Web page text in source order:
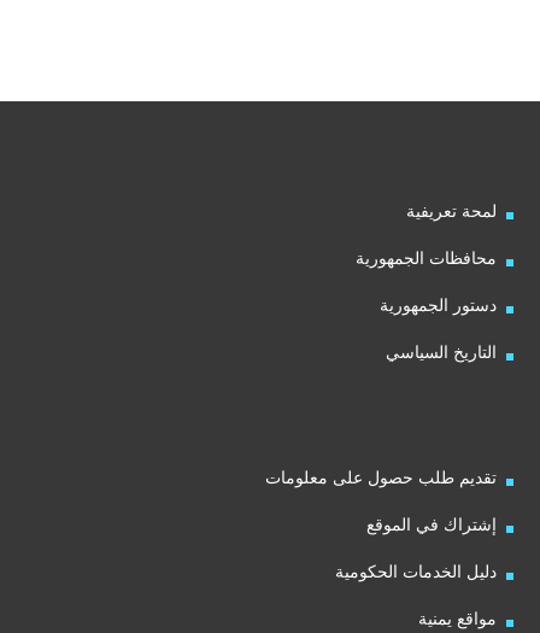
لمحة تعريفية
محافظات الجمهورية
دستور الجمهورية
التاريخ السياسي
تقديم طلب حصول على معلومات
إشتراك في الموقع
دليل الخدمات الحكومية
مواقع يمنية